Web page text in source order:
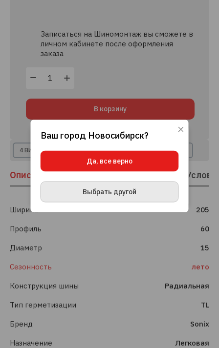
Записаться на Шиномонтаж вы сможете в
личном кабинете после оформления
заказа
В корзину
4 ВИДА РАССРОЧКИ 8+ КРЕДИТНЫХ ПРЕДЛОЖЕНИЙ
Описание Отзывы Наличие Доставка
Ширина 205
Профиль 60
Диаметр 15
Сезонность лето
Конструкция шины Радиальная
Тип герметизации TL
Бренд Sonix
Назначение Легковая
Ваш город Новосибирск?
Да, все верно
Выбрать другой
Используя данный сайт, вы даете согласие
нам делать его удобнее для вас.
ПРИНЯТЬ И ЗАКРЫТЬ